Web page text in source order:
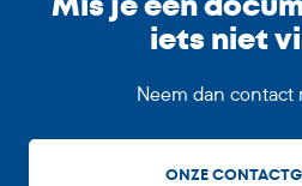
iets niet
Neem dan contact
ONZE